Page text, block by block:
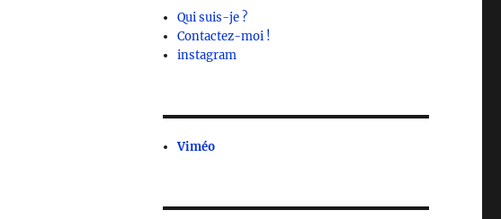
Qui suis-je ?
Contactez-moi !
instagram
Viméo